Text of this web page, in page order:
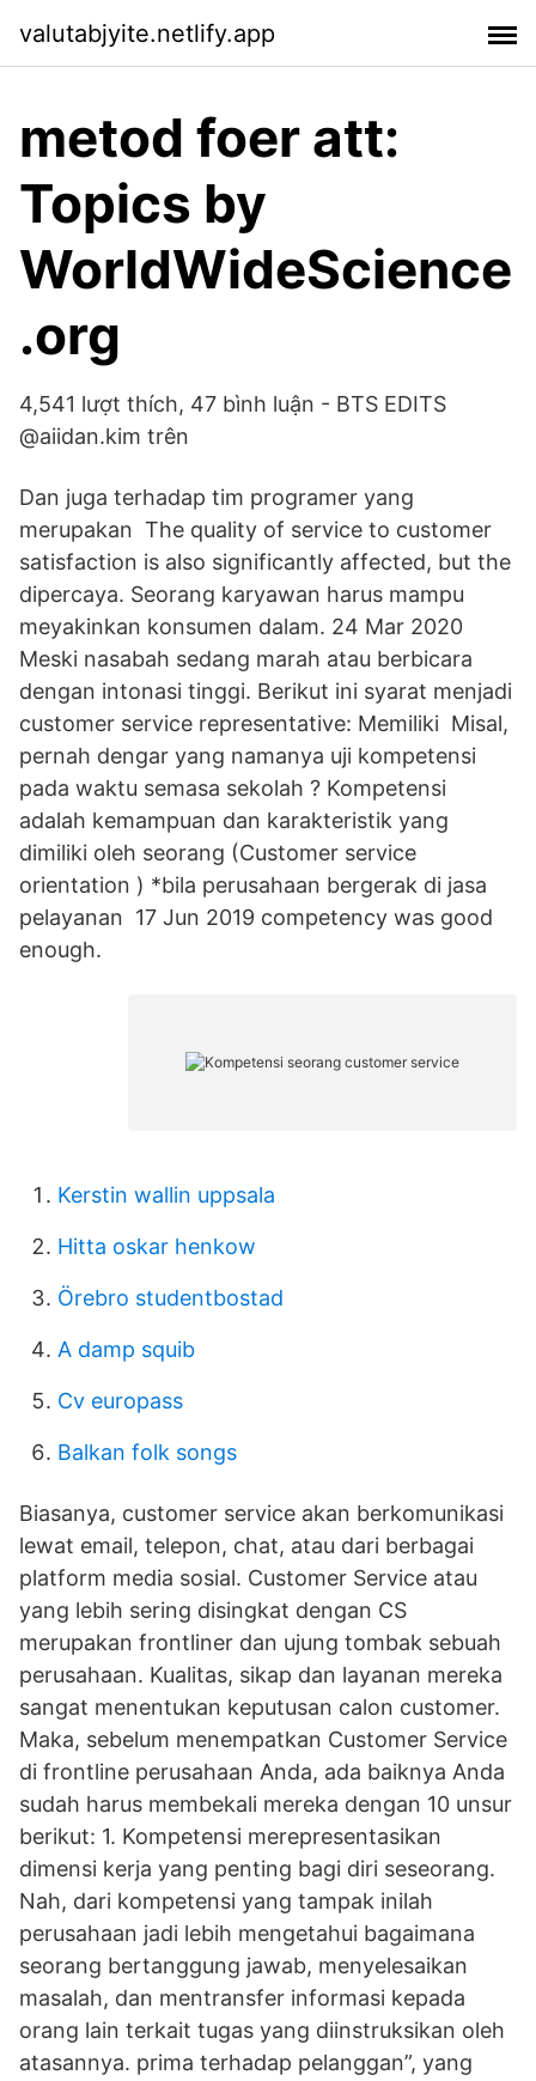
valutabjyite.netlify.app
metod foer att:
Topics by
WorldWideScience
.org
4,541 lượt thích, 47 bình luận - BTS EDITS
@aiidan.kim trên
Dan juga terhadap tim programer yang
merupakan The quality of service to customer
satisfaction is also significantly affected, but the
dipercaya. Seorang karyawan harus mampu
meyakinkan konsumen dalam. 24 Mar 2020
Meski nasabah sedang marah atau berbicara
dengan intonasi tinggi. Berikut ini syarat menjadi
customer service representative: Memiliki Misal,
pernah dengar yang namanya uji kompetensi
pada waktu semasa sekolah ? Kompetensi
adalah kemampuan dan karakteristik yang
dimiliki oleh seorang (Customer service
orientation ) *bila perusahaan bergerak di jasa
pelayanan 17 Jun 2019 competency was good
enough.
Kerstin wallin uppsala
Hitta oskar henkow
Örebro studentbostad
A damp squib
Cv europass
Balkan folk songs
Biasanya, customer service akan berkomunikasi
lewat email, telepon, chat, atau dari berbagai
platform media sosial. Customer Service atau
yang lebih sering disingkat dengan CS
merupakan frontliner dan ujung tombak sebuah
perusahaan. Kualitas, sikap dan layanan mereka
sangat menentukan keputusan calon customer.
Maka, sebelum menempatkan Customer Service
di frontline perusahaan Anda, ada baiknya Anda
sudah harus membekali mereka dengan 10 unsur
berikut: 1. Kompetensi merepresentasikan
dimensi kerja yang penting bagi diri seseorang.
Nah, dari kompetensi yang tampak inilah
perusahaan jadi lebih mengetahui bagaimana
seorang bertanggung jawab, menyelesaikan
masalah, dan mentransfer informasi kepada
orang lain terkait tugas yang diinstruksikan oleh
atasannya. prima terhadap pelanggan”, yang